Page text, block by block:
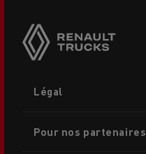
menu
Légal
Pour nos partenaires